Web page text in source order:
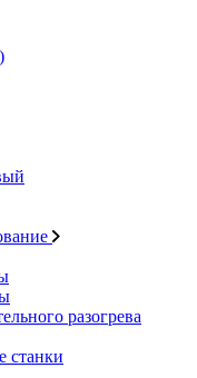
разогрева
станки